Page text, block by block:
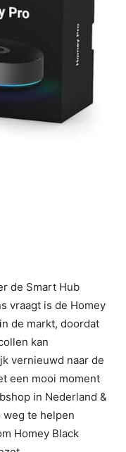
de Smart Hub
vraagt is de Homey
de markt, doordat
kan
vernieuwd naar de
een mooi moment
in Nederland &
weg te helpen
Homey Black